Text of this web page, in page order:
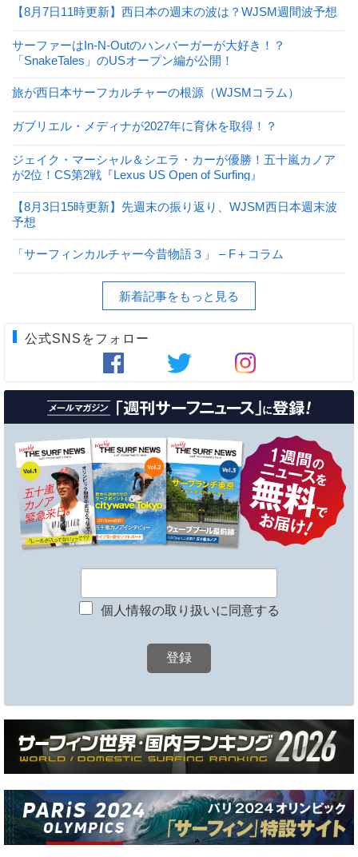
【8月7日11時更新】西日本の週末の波は？WJSM週間波予想
サーファーはIn-N-Outのハンバーガーが大好き！？
「SnakeTales」のUSオープン編が公開！
旅が西日本サーフカルチャーの根源（WJSMコラム）
ガブリエル・メディナが2027年に育休を取得！？
ジェイク・マーシャル＆シエラ・カーが優勝！五十嵐カノア
が2位！CS第2戦『Lexus US Open of Surfing』
【8月3日15時更新】先週末の振り返り、WJSM西日本週末波
予想
「サーフィンカルチャー今昔物語３」 – F＋コラム
新着記事をもっと見る
公式SNSをフォロー
個人情報の取り扱いに同意する